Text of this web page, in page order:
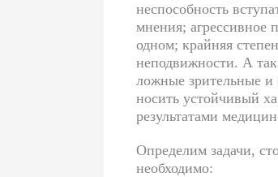
неспособность
мнения; агрессивное
одном; крайняя
неподвижности. А
ложные зрительные и
носить устойчивый
результатами
Определим задачи,
необходимо: